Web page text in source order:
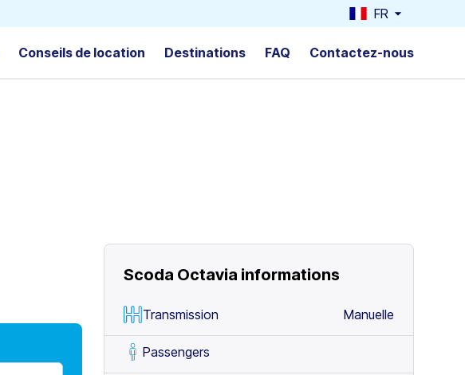
FR
Conseils de location Destinations FAQ Contactez-nous
Scoda Octavia informations
Transmission Manuelle
Passengers